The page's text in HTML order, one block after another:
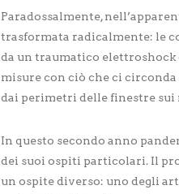
Paradossalmente,
trasformata radicalmente: le
da un traumatico
misure con ciò che ci
dai perimetri delle finestre sui
In questo secondo anno
dei suoi ospiti particolari. Il
un ospite diverso: uno degli